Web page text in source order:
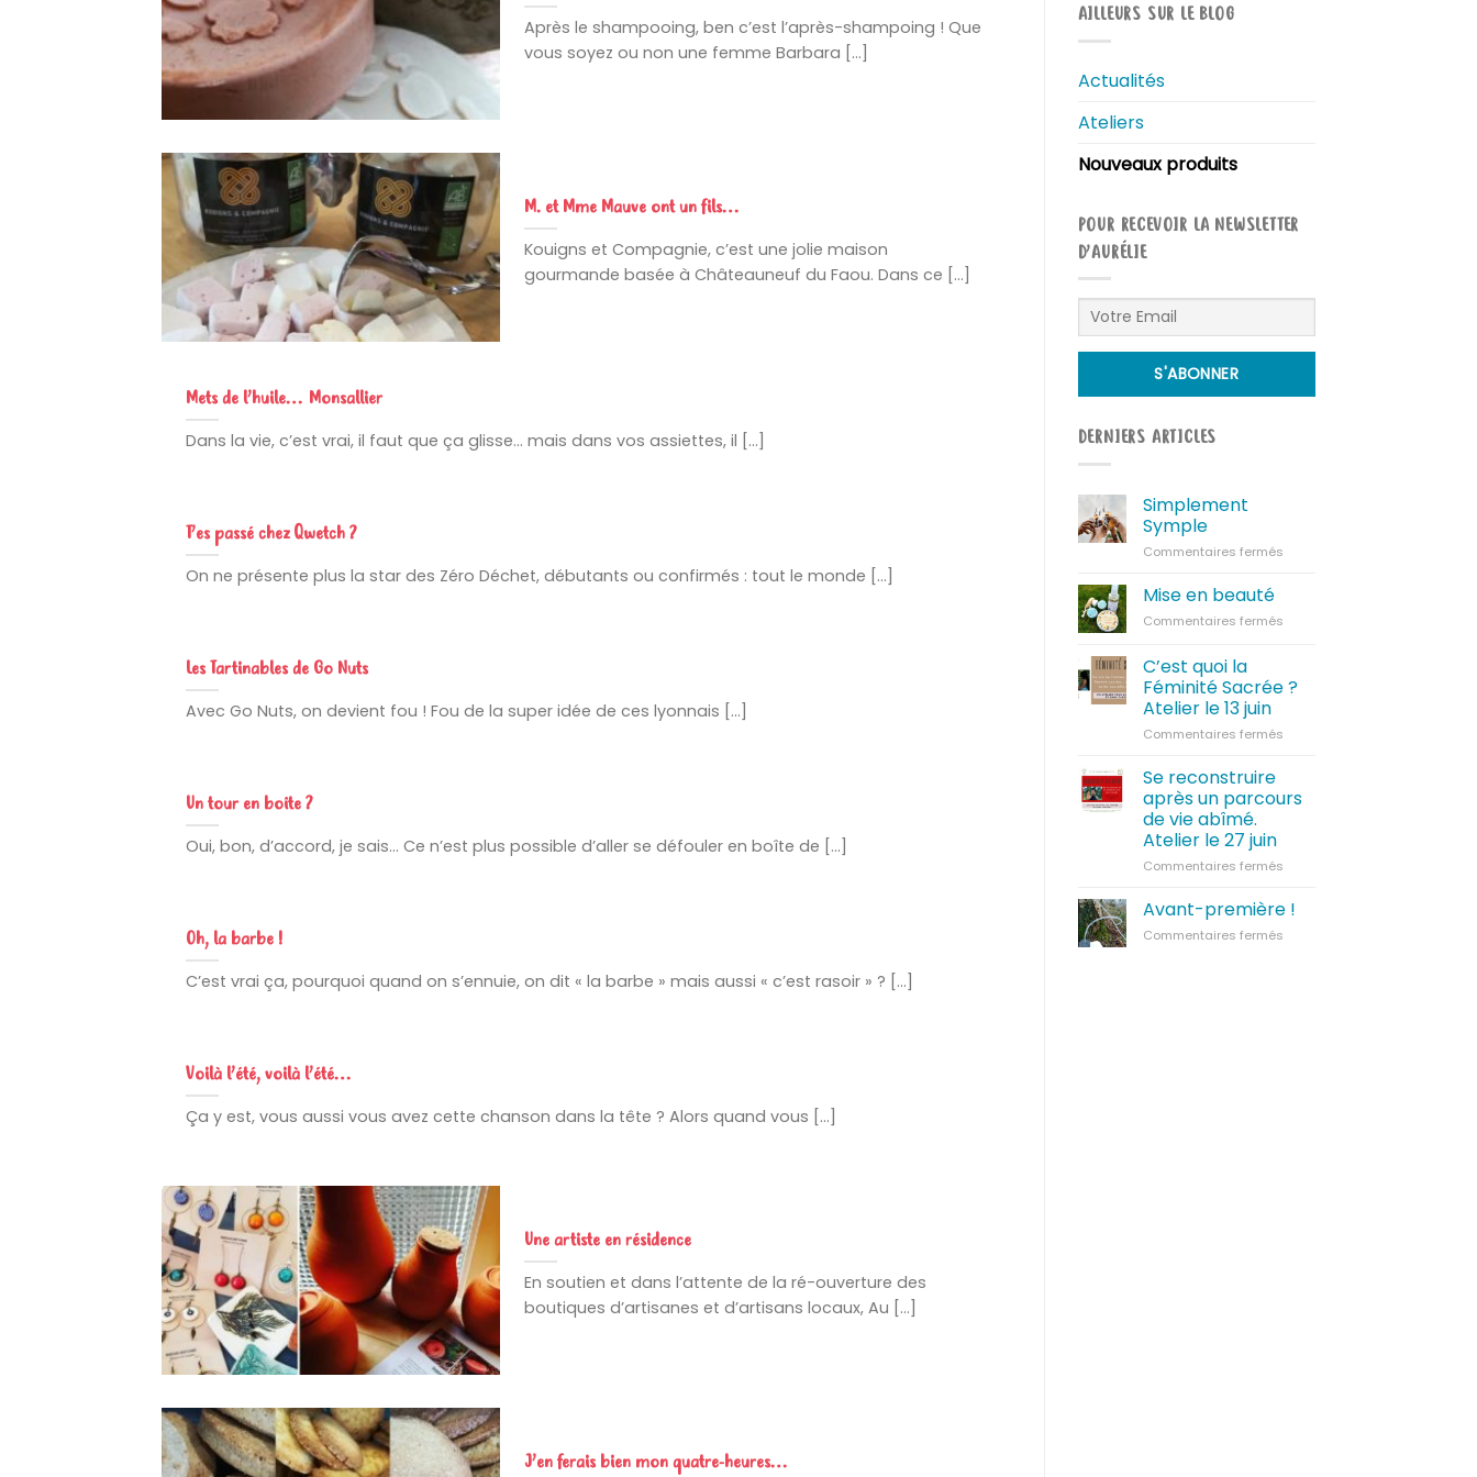
Après le shampooing, ben c’est l’après-shampoing ! Que
vous soyez ou non une femme Barbara [...]
M. et Mme Mauve ont un fils…
Kouigns et Compagnie, c’est une jolie maison
gourmande basée à Châteauneuf du Faou. Dans ce [...]
Mets de l’huile… Monsallier
Dans la vie, c’est vrai, il faut que ça glisse… mais dans vos assiettes, il [...]
T’es passé chez Qwetch ?
On ne présente plus la star des Zéro Déchet, débutants ou confirmés : tout le monde [...]
Les Tartinables de Go Nuts
Avec Go Nuts, on devient fou ! Fou de la super idée de ces lyonnais [...]
Un tour en boîte ?
Oui, bon, d’accord, je sais… Ce n’est plus possible d’aller se défouler en boîte de [...]
Oh, la barbe !
C’est vrai ça, pourquoi quand on s’ennuie, on dit « la barbe » mais aussi « c’est rasoir » ? [...]
Voilà l’été, voilà l’été…
Ça y est, vous aussi vous avez cette chanson dans la tête ? Alors quand vous [...]
Une artiste en résidence
En soutien et dans l’attente de la ré-ouverture des
boutiques d’artisanes et d’artisans locaux, Au [...]
J’en ferais bien mon quatre-heures…
AILLEURS SUR LE BLOG
Actualités
Ateliers
Nouveaux produits
POUR RECEVOIR LA NEWSLETTER
D’AURÉLIE
DERNIERS ARTICLES
Simplement
Symple
Commentaires ferméssur
Mise en beauté
Commentaires ferméssur
C’est quoi la
Féminité Sacrée ?
Atelier le 13 juin
Commentaires ferméssur
Féminité
Atelier
13
juin
Se reconstruire
après un parcours
de vie abîmé.
Atelier le 27 juin
Commentaires ferméssur
reconstruire
après
un
Avant-première !
Commentaires ferméssur